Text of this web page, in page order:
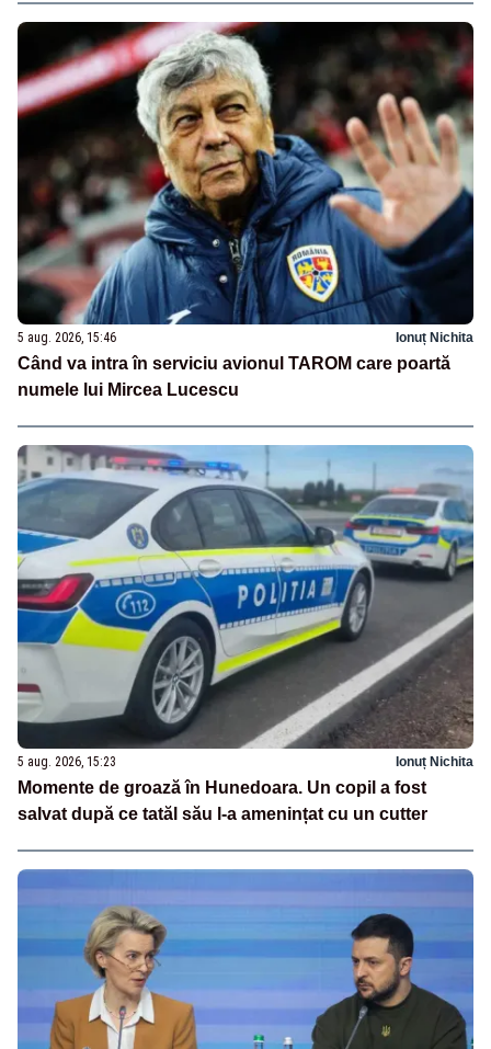
5 aug. 2026, 15:46 Ionuț Nichita
Când va intra în serviciu avionul TAROM care poartă
numele lui Mircea Lucescu
5 aug. 2026, 15:23 Ionuț Nichita
Momente de groază în Hunedoara. Un copil a fost
salvat după ce tatăl său l-a amenințat cu un cutter